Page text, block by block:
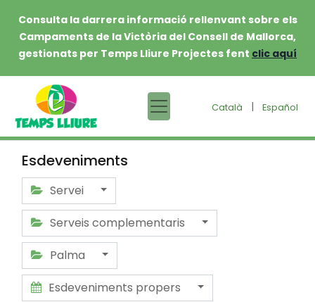
Consulta la darrera informació rellenvant sobre els
Campaments de la Victòria del Consell de Mallorca,
gestionats per Temps Lliure Projectes fent clic aquí
Català | Español
Esdeveniments
Servei
Serveis complementaris
Palma
Esdeveniments propers